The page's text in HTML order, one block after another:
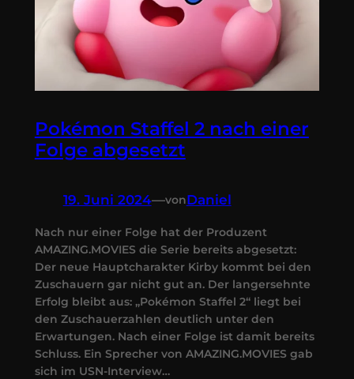
Pokémon Staffel 2 nach einer
Folge abgesetzt
19. Juni 2024—vonDaniel
Nach nur einer Folge hat der Produzent
AMAZING.MOVIES die Serie bereits abgesetzt:
Der neue Hauptcharakter Kirby kommt bei den
Zuschauern gar nicht gut an. Der langersehnte
Erfolg bleibt aus: „Pokémon Staffel 2“ liegt bei
den Zuschauerzahlen deutlich unter den
Erwartungen. Nach einer Folge ist damit bereits
Schluss. Ein Sprecher von AMAZING.MOVIES gab
sich im USN-Interview…